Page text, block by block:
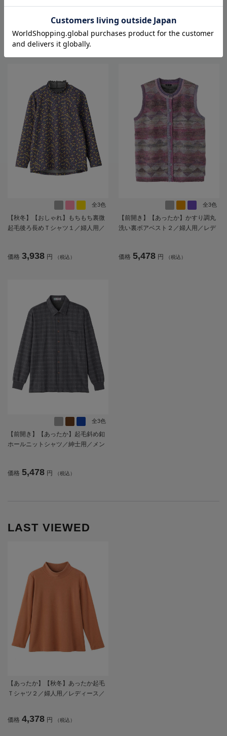
5?／婦人用／レディース／シニア／
高齢者／ズボン／秋冬／名前が書け
る／名前記入欄付／洗濯機OK／両脇
価格 3,278 円 （税込）
レディース／高齢者／シニア／後ろ
長め／名前が書ける／名前記入欄付
全3色
【秋冬】【おしゃれ】もちもち裏微
起毛後ろ長めＴシャツ１／婦人用／
が書ける／身幅ゆったり／ギフト／
価格 3,938 円 （税込）
全3色
【前開き】【あったか】かすり調丸
洗い裏ボアベスト２／婦人用／レデ
／ゆったり／プレゼント／ギフト
価格 5,478 円 （税込）
全3色
【前開き】【あったか】起毛斜め釦
ホールニットシャツ／紳士用／メン
しゃれ／お出かけ／ギフト／プレゼ
価格 5,478 円 （税込）
LAST VIEWED
【あったか】【秋冬】あったか起毛
Ｔシャツ２／婦人用／レディース／
重ね着／お出かけ／ギフト／プレゼ
価格 4,378 円 （税込）